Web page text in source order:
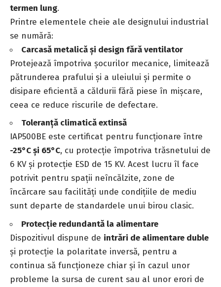
termen lung.
Printre elementele cheie ale designului industrial
se numără:
Carcasă metalică și design fără ventilator
Protejează împotriva șocurilor mecanice, limitează
pătrunderea prafului și a uleiului și permite o
disipare eficientă a căldurii fără piese în mișcare,
ceea ce reduce riscurile de defectare.
Toleranță climatică extinsă
IAP500BE este certificat pentru funcționare între
-25°C și 65°C, cu protecție împotriva trăsnetului de
6 KV și protecție ESD de 15 KV. Acest lucru îl face
potrivit pentru spații neîncălzite, zone de
încărcare sau facilități unde condițiile de mediu
sunt departe de standardele unui birou clasic.
Protecție redundantă la alimentare
Dispozitivul dispune de intrări de alimentare duble
și protecție la polaritate inversă, pentru a
continua să funcționeze chiar și în cazul unor
probleme la sursa de curent sau al unor erori de